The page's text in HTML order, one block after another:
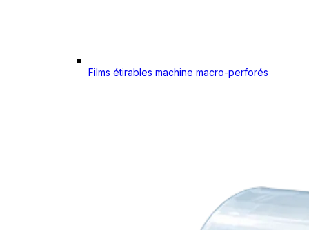
Films étirables machine macro-perforés